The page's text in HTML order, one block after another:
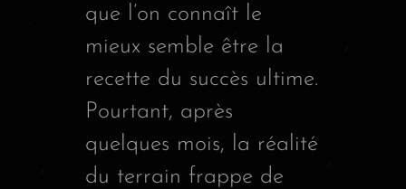
que l’on connaît le
mieux semble être la
recette du succès ultime.
Pourtant, après
quelques mois, la réalité
du terrain frappe de